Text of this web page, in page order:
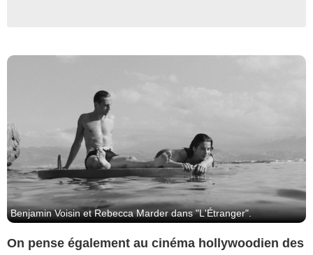
Benjamin Voisin et Rebecca Marder dans "L'Étranger".
On pense également au cinéma hollywoodien des